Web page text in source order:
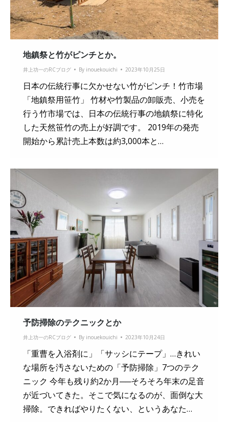
地鎮祭と竹がピンチとか。
井上功一のRCブログ By inouekouichi 2023年10月25日
日本の伝統行事に欠かせない竹がピンチ！竹市場
「地鎮祭用笹竹」 竹材や竹製品の卸販売、小売を
行う竹市場では、日本の伝統行事の地鎮祭に特化
した天然笹竹の売上が好調です。 2019年の発売
開始から累計売上本数は約3,000本と…
予防掃除のテクニックとか
井上功一のRCブログ By inouekouichi 2023年10月24日
「重曹を入浴剤に」「サッシにテープ」…きれい
な場所を汚さないための「予防掃除」7つのテク
ニック 今年も残り約2か月──そろそろ年末の足音
が近づいてきた。そこで気になるのが、面倒な大
掃除。できればやりたくない、というあなた…